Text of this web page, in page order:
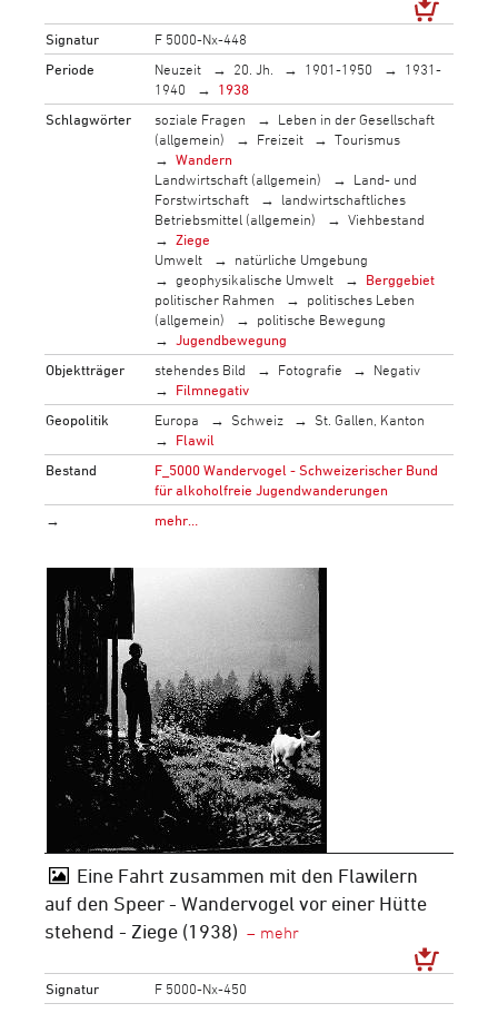
Signatur
F 5000-Nx-448
Periode
Neuzeit 20. Jh. 1901-1950
1931-
1940
1938
Schlagwörter
soziale Fragen
Leben in der Gesellschaft
(allgemein)
Freizeit
Tourismus
Wandern
Landwirtschaft (allgemein)
Land- und
Forstwirtschaft
landwirtschaftliches
Betriebsmittel (allgemein)
Viehbestand
Ziege
Umwelt
natürliche Umgebung
geophysikalische Umwelt
Berggebiet
politischer Rahmen
politisches Leben
(allgemein)
politische Bewegung
Jugendbewegung
Objektträger
stehendes Bild Fotografie
Negativ
Filmnegativ
Geopolitik
Europa Schweiz
St. Gallen, Kanton
Flawil
Bestand
F_5000 Wandervogel - Schweizerischer Bund
für alkoholfreie Jugendwanderungen
→
mehr…
Eine Fahrt zusammen mit den Flawilern
auf den Speer - Wandervogel vor einer Hütte
stehend - Ziege (1938)
Signatur
F 5000-Nx-450